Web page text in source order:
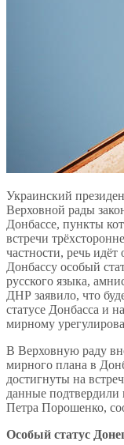
Украинский
Верховной рады
Донбассе, пункты
встречи
частности, речь
Донбассу особый
русского языка,
ДНР заявило, что
статусе Донбасса и
мирному
В Верховную раду
мирного плана в
достигнуты на
данные подтвердили
Петра Порошенко,
Особый статус